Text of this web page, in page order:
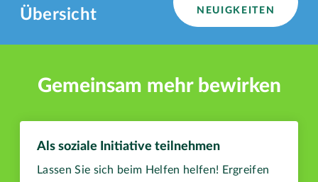
Übersicht
NEUIGKEITEN
Gemeinsam mehr bewirken
Als soziale Initiative teilnehmen
Lassen Sie sich beim Helfen helfen! Ergreifen